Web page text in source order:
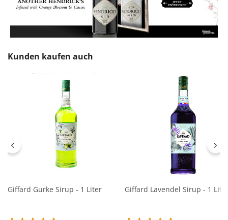
Produktgalerie überspringen
Kunden kaufen auch
Giffard Gurke Sirup - 1 Liter Giffard Lavendel Sirup - 1